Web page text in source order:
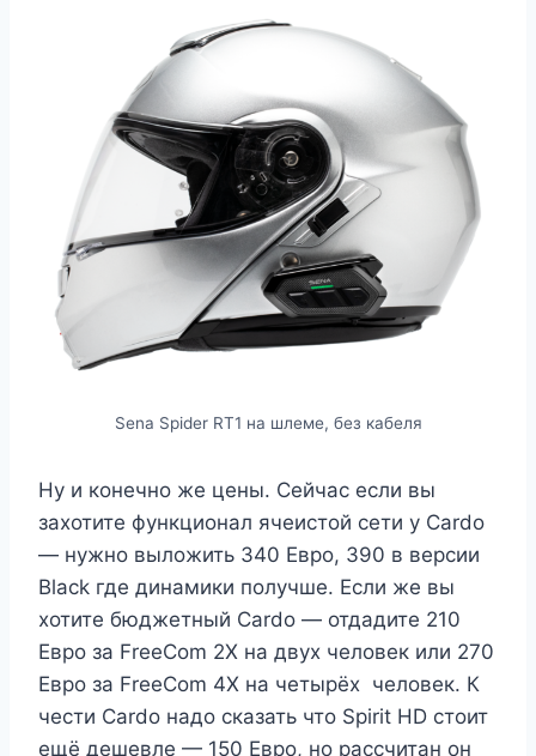
Sena Spider RT1 на шлеме, без кабеля
Ну и конечно же цены. Сейчас если вы
захотите функционал ячеистой сети у Cardo
— нужно выложить 340 Евро, 390 в версии
Black где динамики получше. Если же вы
хотите бюджетный Cardo — отдадите 210
Евро за FreeCom 2X на двух человек или 270
Евро за FreeCom 4X на четырёх человек. К
чести Cardo надо сказать что Spirit HD стоит
ещё дешевле — 150 Евро, но рассчитан он